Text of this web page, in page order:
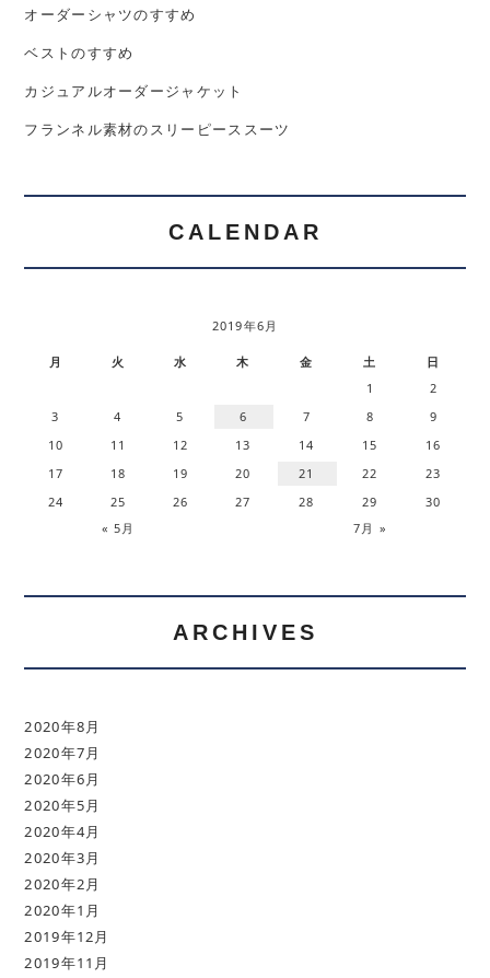
オーダーシャツのすすめ
ベストのすすめ
カジュアルオーダージャケット
フランネル素材のスリーピーススーツ
CALENDAR
2019年6月
月 火 水 木 金 土 日
« 5月 7月 »
1
2
3
4 5 6 7 8
9
10
11 12 13 14 15
16
17
18 19 20 21 22
23
24
25 26 27 28 29 30
ARCHIVES
2020年8月
2020年7月
2020年6月
2020年5月
2020年4月
2020年3月
2020年2月
2020年1月
2019年12月
2019年11月